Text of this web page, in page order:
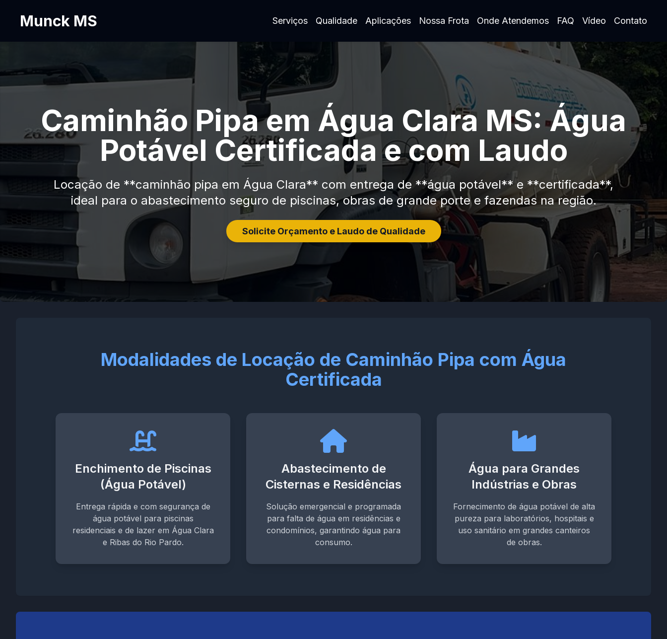
Munck MS Serviços Qualidade Aplicações Nossa Frota Onde Atendemos FAQ Vídeo Contato
Caminhão Pipa em Água Clara MS: Água
Potável Certificada e com Laudo
Locação de **caminhão pipa em Água Clara** com entrega de **água potável** e **certificada**,
ideal para o abastecimento seguro de piscinas, obras de grande porte e fazendas na região.
Solicite Orçamento e Laudo de Qualidade
Modalidades de Locação de Caminhão Pipa com Água
Certificada
Enchimento de Piscinas
(Água Potável)
Entrega rápida e com segurança de
água potável para piscinas
residenciais e de lazer em Água Clara
e Ribas do Rio Pardo.
Abastecimento de
Cisternas e Residências
Solução emergencial e programada
para falta de água em residências e
condomínios, garantindo água para
consumo.
Água para Grandes
Indústrias e Obras
Fornecimento de água potável de alta
pureza para laboratórios, hospitais e
uso sanitário em grandes canteiros
de obras.